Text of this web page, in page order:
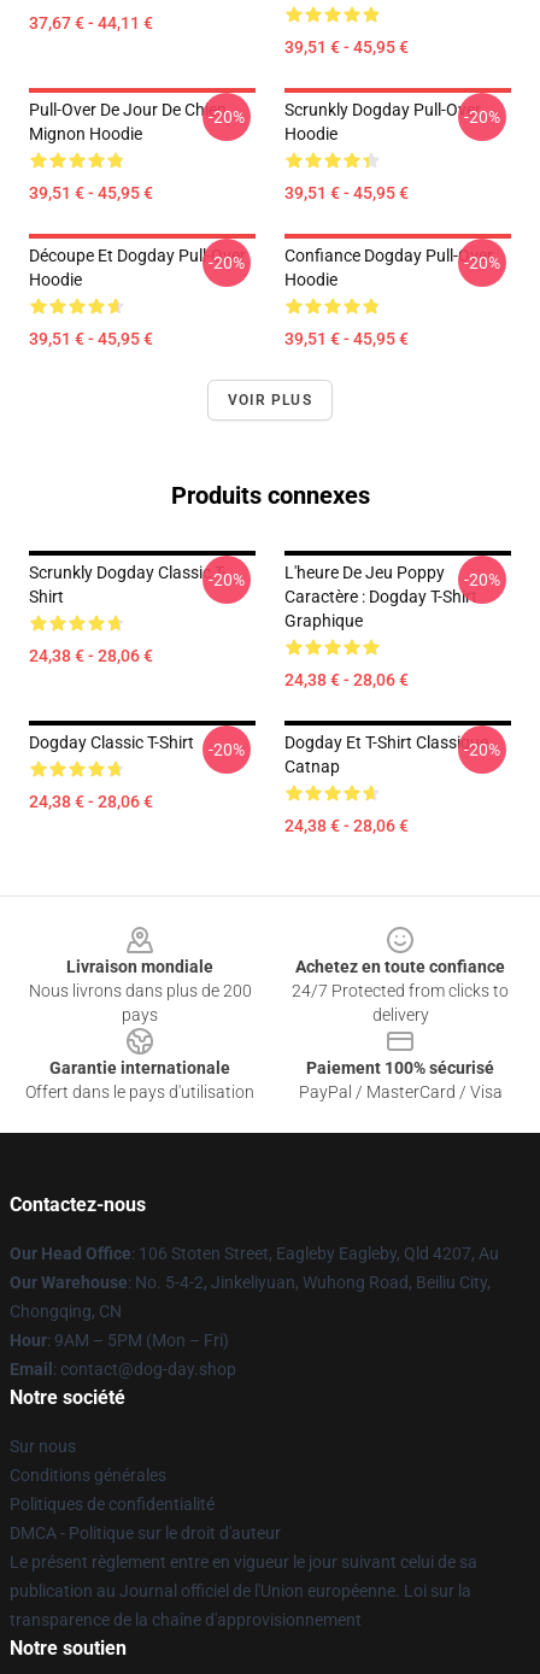
37,67 € - 44,11 €
39,51 € - 45,95 €
Pull-Over De Jour De Chien
Mignon Hoodie
39,51 € - 45,95 €
-20%
Scrunkly Dogday Pull-Over
Hoodie
39,51 € - 45,95 €
-20%
Découpe Et Dogday Pull-Over
Hoodie
39,51 € - 45,95 €
-20%
Confiance Dogday Pull-Over
Hoodie
39,51 € - 45,95 €
-20%
VOIR PLUS
Produits connexes
Scrunkly Dogday Classic T-
Shirt
24,38 € - 28,06 €
-20%
L'heure De Jeu Poppy
Caractère : Dogday T-Shirt
Graphique
24,38 € - 28,06 €
-20%
Dogday Classic T-Shirt
24,38 € - 28,06 €
-20%
Dogday Et T-Shirt Classique
Catnap
24,38 € - 28,06 €
-20%
Livraison mondiale
Nous livrons dans plus de 200
pays
Achetez en toute confiance
24/7 Protected from clicks to
delivery
Garantie internationale
Offert dans le pays d'utilisation
Paiement 100% sécurisé
PayPal / MasterCard / Visa
Contactez-nous
Our Head Office: 106 Stoten Street, Eagleby Eagleby, Qld 4207, Au
Our Warehouse: No. 5-4-2, Jinkeliyuan, Wuhong Road, Beiliu City,
Chongqing, CN
Hour: 9AM – 5PM (Mon – Fri)
Email : contact@dog-day.shop
Notre société
Sur nous
Conditions générales
Politiques de confidentialité
DMCA - Politique sur le droit d'auteur
Le présent règlement entre en vigueur le jour suivant celui de sa
publication au Journal officiel de l'Union européenne. Loi sur la
transparence de la chaîne d'approvisionnement
Notre soutien